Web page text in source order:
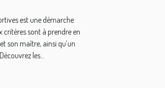
est une démarche
sont à prendre en
son maître, ainsi qu’un
les...